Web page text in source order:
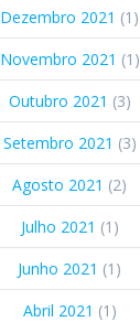
Dezembro 2021 (1)
Novembro 2021 (1)
Outubro 2021 (3)
Setembro 2021 (3)
Agosto 2021 (2)
Julho 2021 (1)
Junho 2021 (1)
Abril 2021 (1)